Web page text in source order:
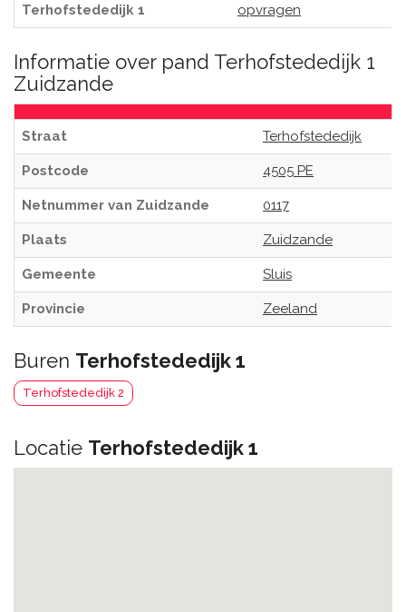
Terhofstededijk 1
opvragen
Informatie over pand Terhofstededijk 1
Zuidzande
Straat Terhofstededijk
Postcode 4505 PE
Netnummer van Zuidzande 0117
Plaats Zuidzande
Gemeente Sluis
Provincie Zeeland
Buren Terhofstededijk 1
Terhofstededijk 2
Locatie Terhofstededijk 1